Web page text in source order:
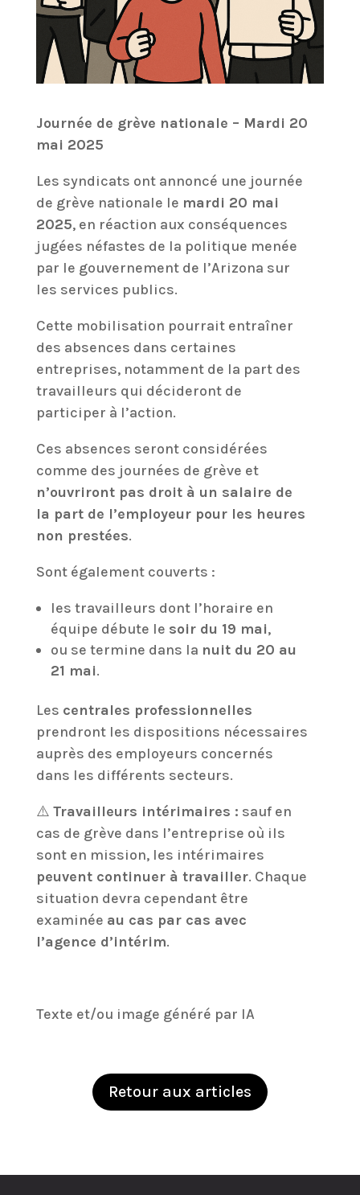
Journée de grève nationale – Mardi 20
mai 2025
Les syndicats ont annoncé une journée
de grève nationale le mardi 20 mai
2025, en réaction aux conséquences
jugées néfastes de la politique menée
par le gouvernement de l’Arizona sur
les services publics.
Cette mobilisation pourrait entraîner
des absences dans certaines
entreprises, notamment de la part des
travailleurs qui décideront de
participer à l’action.
Ces absences seront considérées
comme des journées de grève et
n’ouvriront pas droit à un salaire de
la part de l’employeur pour les heures
non prestées.
Sont également couverts :
les travailleurs dont l’horaire en
équipe débute le soir du 19 mai,
ou se termine dans la nuit du 20 au
21 mai.
Les centrales professionnelles
prendront les dispositions nécessaires
auprès des employeurs concernés
dans les différents secteurs.
⚠️ Travailleurs intérimaires : sauf en
cas de grève dans l’entreprise où ils
sont en mission, les intérimaires
peuvent continuer à travailler. Chaque
situation devra cependant être
examinée au cas par cas avec
l’agence d’intérim.
Texte et/ou image généré par IA
Retour aux articles